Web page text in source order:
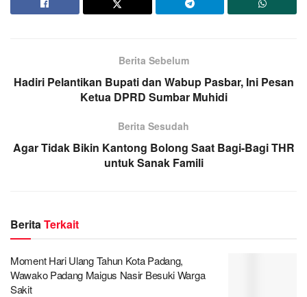
Berita Sebelum
Hadiri Pelantikan Bupati dan Wabup Pasbar, Ini Pesan
Ketua DPRD Sumbar Muhidi
Berita Sesudah
Agar Tidak Bikin Kantong Bolong Saat Bagi-Bagi THR
untuk Sanak Famili
Berita Terkait
Moment Hari Ulang Tahun Kota Padang,
Wawako Padang Maigus Nasir Besuki Warga
Sakit